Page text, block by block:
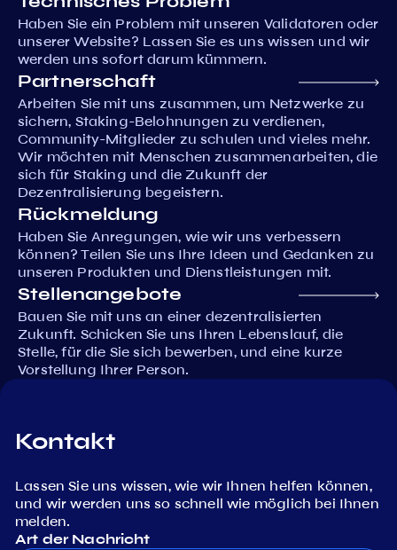
Haben Sie ein Problem mit unseren Validatoren oder
unserer Website? Lassen Sie es uns wissen und wir
werden uns sofort darum kümmern.
Partnerschaft
Arbeiten Sie mit uns zusammen, um Netzwerke zu
sichern, Staking-Belohnungen zu verdienen,
Community-Mitglieder zu schulen und vieles mehr.
Wir möchten mit Menschen zusammenarbeiten, die
sich für Staking und die Zukunft der
Dezentralisierung begeistern.
Rückmeldung
Haben Sie Anregungen, wie wir uns verbessern
können? Teilen Sie uns Ihre Ideen und Gedanken zu
unseren Produkten und Dienstleistungen mit.
Stellenangebote
Bauen Sie mit uns an einer dezentralisierten
Zukunft. Schicken Sie uns Ihren Lebenslauf, die
Stelle, für die Sie sich bewerben, und eine kurze
Vorstellung Ihrer Person.
Kontakt
Lassen Sie uns wissen, wie wir Ihnen helfen können,
und wir werden uns so schnell wie möglich bei Ihnen
melden.
Art der Nachricht